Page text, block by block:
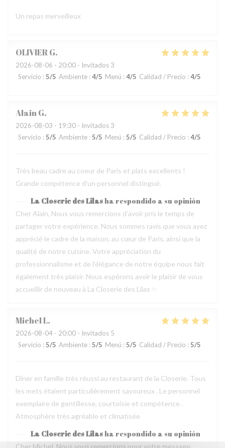
Un repas merveilleux
OLIVIERG
2026-08-06 - 20:00 - Invitados 3
Servicio : 5/5 Ambiente : 4/5 Menú : 4/5 Calidad / Precio : 4/5
AlainG
2026-08-03 - 19:30 - Invitados 3
Servicio : 5/5 Ambiente : 5/5 Menú : 5/5 Calidad / Precio : 4/5
Très beau cadre au coeur de Paris et plats excellents !
Grande compétence d'un personnel distingué.
La Closerie des Lilasha respondido a su opinión
Cher Alain, Nous vous remercions d’avoir pris le temps de
partager votre expérience. Nous sommes ravis que vous ayez
apprécié le cadre de la maison, au cœur de Paris, ainsi que la
qualité de notre cuisine. Votre appréciation du
professionnalisme et de l’élégance de notre équipe nous fait
également très plaisir. Nous espérons avoir le plaisir de vous
accueillir de nouveau à La Closerie des Lilas ✨
MichelL
2026-08-04 - 20:00 - Invitados 5
Servicio : 5/5 Ambiente : 5/5 Menú : 5/5 Calidad / Precio : 5/5
Dîner en famille très réussi au restaurant de la Closerie. Tous
les mets étaient particulièrement savoureux . Le personnel
exemplaire de gentillesse, courtoisie et compétence .
Atmosphère très agréable et climatisée
La Closerie des Lilasha respondido a su opinión
Cher Michel, Nous vous remercions pour votre message.